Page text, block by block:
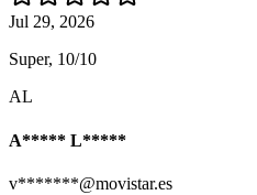
Jul 29, 2026
Super, 10/10
AL
A***** L*****
v*******@movistar.es